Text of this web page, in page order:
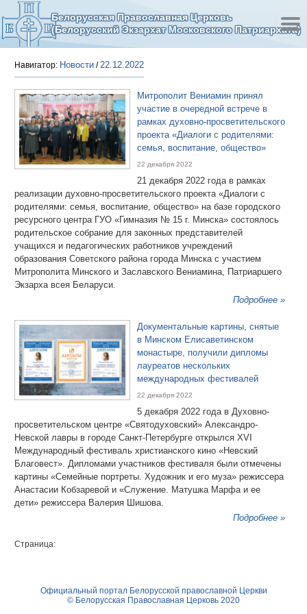
Белорусская Православная Церковь
(Белорусский Экзархат Московского Патриархата)
Навигатор: Новости /22.12.2022
Митрополит Вениамин принял
участие в очередной встрече в
рамках духовно-просветительского
проекта «Диалоги с родителями:
семья, воспитание, общество»
22 декабря 2022
21 декабря 2022 года в рамках
реализации духовно-просветительского проекта «Диалоги с
родителями: семья, воспитание, общество» на базе городского
ресурсного центра ГУО «Гимназия № 15 г. Минска» состоялось
родительское собрание для законных представителей
учащихся и педагогических работников учреждений
образования Советского района города Минска с участием
Митрополита Минского и Заславского Вениамина, Патриаршего
Экзарха всея Беларуси.
Подробнее »
Документальные картины, снятые
в Минском Елисаветинском
монастыре, получили дипломы
лауреатов нескольких
международных фестивалей
22 декабря 2022
5 декабря 2022 года в Духовно-
просветительском центре «Святодуховский» Александро-
Невской лавры в городе Санкт-Петербурге открылся XVI
Международный фестиваль христианского кино «Невский
Благовест». Дипломами участников фестиваля были отмечены
картины «Семейные портреты. Художник и его муза» режиссера
Анастасии Кобзаревой и «Служение. Матушка Марфа и ее
дети» режиссера Валерия Шишова.
Подробнее »
Страница:
Официальный портал Белорусской православной Церкви
© Белорусская Православная Церковь 2020